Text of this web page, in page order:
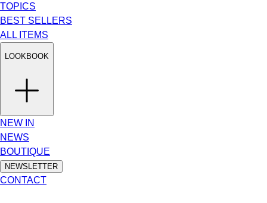
TOPICS
BEST SELLERS
ALL ITEMS
LOOKBOOK
NEW IN
NEWS
BOUTIQUE
NEWSLETTER
CONTACT